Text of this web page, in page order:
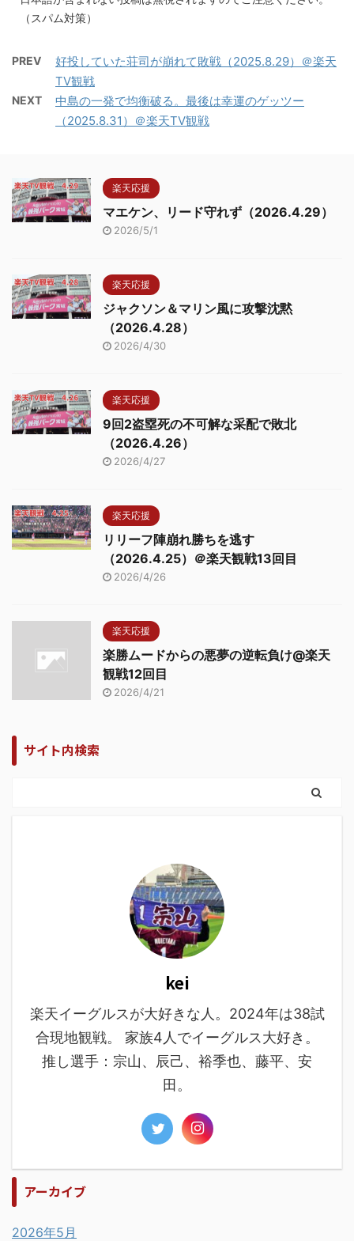
（スパム対策）
PREV
好投していた荘司が崩れて敗戦（2025.8.29）＠楽天
TV観戦
NEXT
中島の一発で均衡破る。最後は幸運のゲッツー
（2025.8.31）＠楽天TV観戦
楽天応援
マエケン、リード守れず（2026.4.29）
2026/5/1
楽天応援
ジャクソン＆マリン風に攻撃沈黙
（2026.4.28）
2026/4/30
楽天応援
9回2盗塁死の不可解な采配で敗北
（2026.4.26）
2026/4/27
楽天応援
リリーフ陣崩れ勝ちを逃す
（2026.4.25）＠楽天観戦13回目
2026/4/26
楽天応援
楽勝ムードからの悪夢の逆転負け@楽天
観戦12回目
2026/4/21
サイト内検索
kei
楽天イーグルスが大好きな人。2024年は38試
合現地観戦。 家族4人でイーグルス大好き。
推し選手：宗山、辰己、裕季也、藤平、安
田。
アーカイブ
2026年5月